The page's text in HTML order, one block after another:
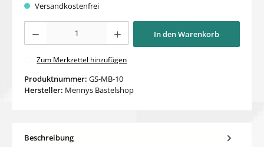
Versandkostenfrei
In den Warenkorb
Zum Merkzettel hinzufügen
Produktnummer: GS-MB-10
Hersteller: Mennys Bastelshop
Beschreibung